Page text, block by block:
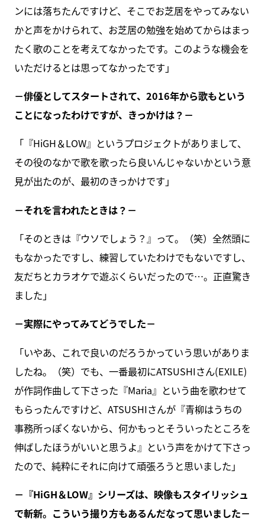
ンには落ちたんですけど、そこでお芝居をやってみない
かと声をかけられて、お芝居の勉強を始めてからはまっ
たく歌のことを考えてなかったです。このような機会を
いただけるとは思ってなかったです」
－俳優としてスタートされて、2016年から歌もという
ことになったわけですが、きっかけは？－
「『HiGH＆LOW』というプロジェクトがありまして、
その役のなかで歌を歌ったら良いんじゃないかという意
見が出たのが、最初のきっかけです」
－それを言われたときは？－
「そのときは『ウソでしょう？』って。（笑）全然頭に
もなかったですし、練習していたわけでもないですし、
友だちとカラオケで遊ぶくらいだったので…。正直驚き
ました」
－実際にやってみてどうでした－
「いやあ、これで良いのだろうかっていう思いがありま
したね。（笑）でも、一番最初にATSUSHIさん(EXILE)
が作詞作曲して下さった『Maria』という曲を歌わせて
もらったんですけど、ATSUSHIさんが『青柳はうちの
事務所っぽくないから、何かもっとそういったところを
伸ばしたほうがいいと思うよ』という声をかけて下さっ
たので、純粋にそれに向けて頑張ろうと思いました」
－『HiGH＆LOW』シリーズは、映像もスタイリッシュ
で斬新。こういう撮り方もあるんだなって思いました－